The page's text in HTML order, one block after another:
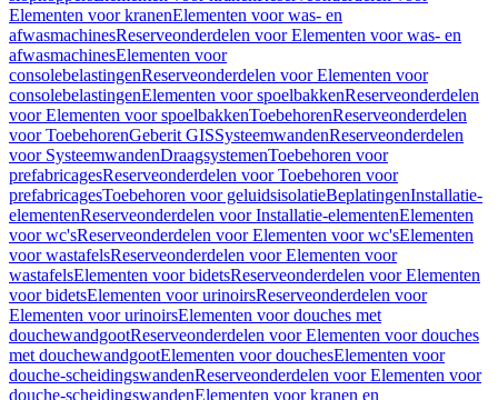
Elementen voor kranenElementen voor was- en
afwasmachinesReserveonderdelen voor Elementen voor was- en
afwasmachinesElementen voor
consolebelastingenReserveonderdelen voor Elementen voor
consolebelastingenElementen voor spoelbakkenReserveonderdelen
voor Elementen voor spoelbakkenToebehorenReserveonderdelen
voor ToebehorenGeberit GISSysteemwandenReserveonderdelen
voor SysteemwandenDraagsystemenToebehoren voor
prefabricagesReserveonderdelen voor Toebehoren voor
prefabricagesToebehoren voor geluidsisolatieBeplatingenInstallatie-
elementenReserveonderdelen voor Installatie-elementenElementen
voor wc'sReserveonderdelen voor Elementen voor wc'sElementen
voor wastafelsReserveonderdelen voor Elementen voor
wastafelsElementen voor bidetsReserveonderdelen voor Elementen
voor bidetsElementen voor urinoirsReserveonderdelen voor
Elementen voor urinoirsElementen voor douches met
douchewandgootReserveonderdelen voor Elementen voor douches
met douchewandgootElementen voor douchesElementen voor
douche-scheidingswandenReserveonderdelen voor Elementen voor
douche-scheidingswandenElementen voor kranen en